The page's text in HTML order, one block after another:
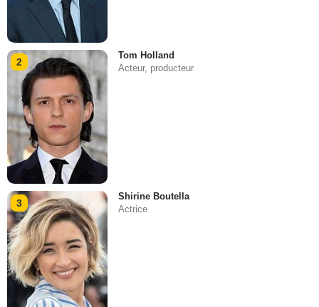
2
Tom Holland
Acteur, producteur
3
Shirine Boutella
Actrice